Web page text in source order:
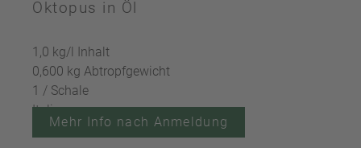
Oktopus in Öl
1,0 kg/l Inhalt
0,600 kg Abtropfgewicht
1 / Schale
Italien
Mehr Info nach Anmeldung